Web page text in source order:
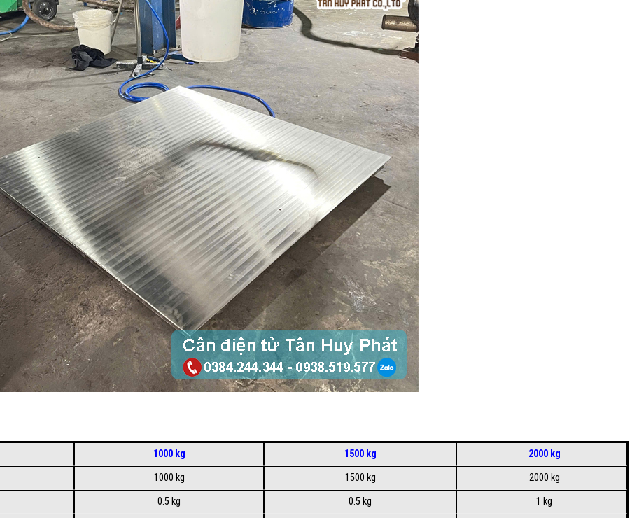
1000 kg 1500 kg
2000 kg
1000 kg 1500 kg
2000 kg
0.5 kg 0.5 kg
1 kg